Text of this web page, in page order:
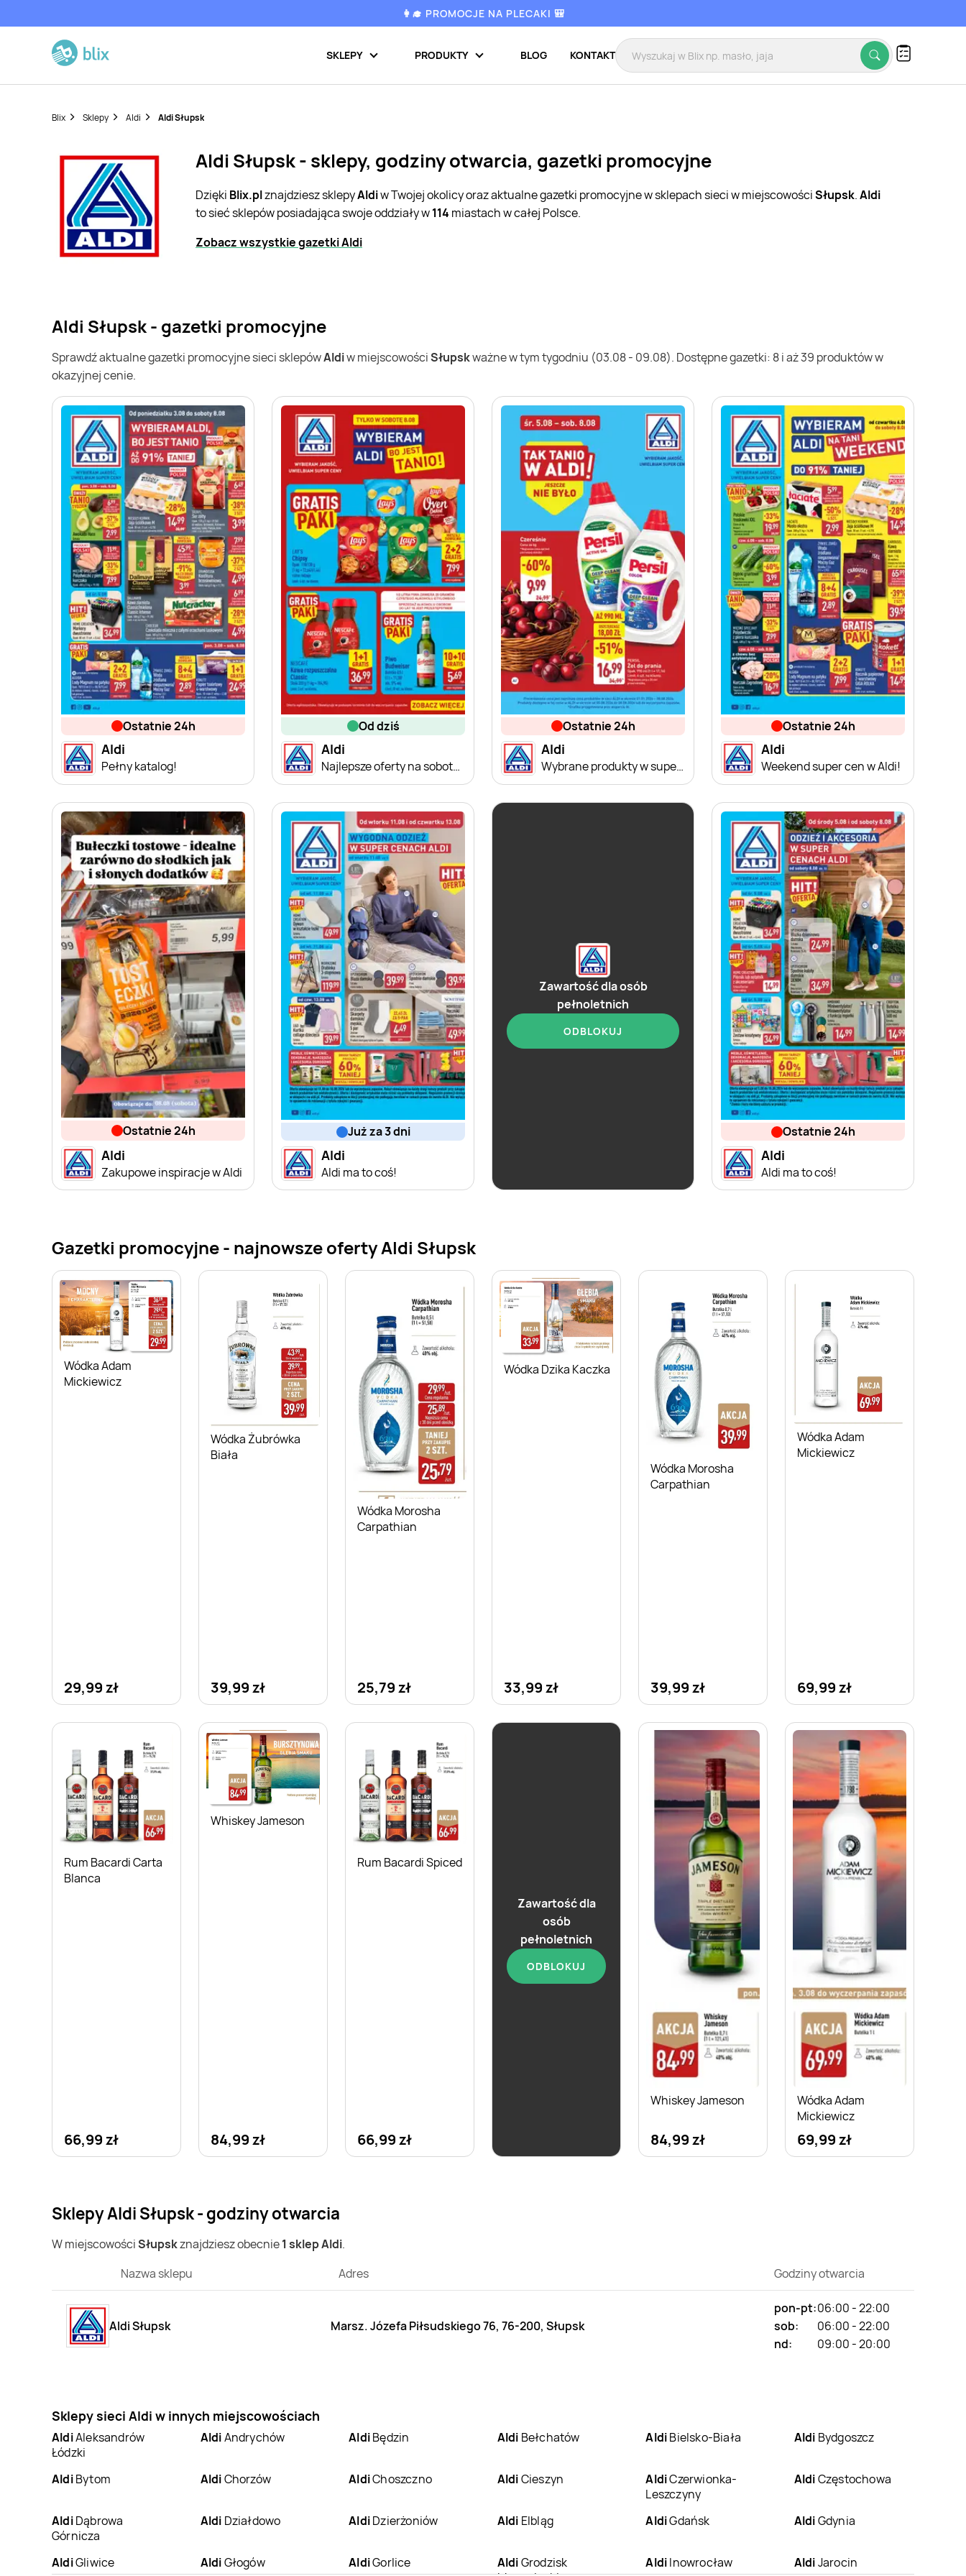
👩‍🎓 PROMOCJE NA PLECAKI 🎒
SKLEPY PRODUKTY BLOG KONTAKT
Blix Sklepy Aldi Aldi Słupsk
Aldi Słupsk - sklepy, godziny otwarcia, gazetki promocyjne
Dzięki Blix.plznajdziesz sklepyAldiw Twojej okolicy oraz aktualne gazetki promocyjne w sklepach sieci w miejscowościSłupsk.Aldi
to sieć sklepów posiadająca swoje oddziały w114 miastach w całej Polsce.
Zobacz wszystkie gazetki Aldi
Aldi Słupsk - gazetki promocyjne
Sprawdź aktualne gazetki promocyjne sieci sklepówAldiw miejscowościSłupskważne w tym tygodniu (03.08 - 09.08). Dostępne gazetki: 8 i aż 39 produktów w
okazyjnej cenie.
ostatnie 24h
Aldi
Pełny katalog!
od dziś
Aldi
Najlepsze oferty na sobotę w Aldi!
ostatnie 24h
Aldi
Wybrane produkty w super cenach Aldi!
ostatnie 24h
Aldi
Weekend super cen w Aldi!
ostatnie 24h
Aldi
Zakupowe inspiracje w Aldi
już za 3 dni
Aldi
Aldi ma to coś!
Zawartość dla osób
pełnoletnich
ODBLOKUJ
ostatnie 24h
Aldi
Aldi ma to coś!
Gazetki promocyjne - najnowsze oferty Aldi Słupsk
Wódka Adam
Mickiewicz
29,99 zł
Wódka Żubrówka
Biała
39,99 zł
Wódka Morosha
Carpathian
25,79 zł
Wódka Dzika Kaczka
33,99 zł
Wódka Morosha
Carpathian
39,99 zł
Wódka Adam
Mickiewicz
69,99 zł
Rum Bacardi Carta
Blanca
66,99 zł
Whiskey Jameson
84,99 zł
Rum Bacardi Spiced
66,99 zł
Zawartość dla
osób
pełnoletnich
ODBLOKUJ
Whisky Black &
White
Whiskey Jameson
84,99 zł
Wódka Adam
Mickiewicz
69,99 zł
Sklepy Aldi Słupsk - godziny otwarcia
W miejscowościSłupskznajdziesz obecnie1 sklep Aldi.
Nazwa sklepu
Adres Godziny otwarcia
Aldi Słupsk Marsz. Józefa Piłsudskiego 76, 76-200, Słupsk
pon-pt:06:00 - 22:00
sob:
06:00 - 22:00
nd:
09:00 - 20:00
Sklepy sieci Aldi w innych miejscowościach
AldiAleksandrów
Łódzki
AldiAndrychów AldiBędzin Aldi Bełchatów AldiBielsko-Biała Aldi Bydgoszcz
AldiBytom AldiChorzów AldiChoszczno AldiCieszyn AldiCzerwionka-
Leszczyny
AldiCzęstochowa
AldiDąbrowa
Górnicza
Aldi Działdowo AldiDzierżoniów Aldi Elbląg AldiGdańsk AldiGdynia
AldiGliwice AldiGłogów AldiGorlice AldiGrodzisk
AldiInowrocław AldiJarocin